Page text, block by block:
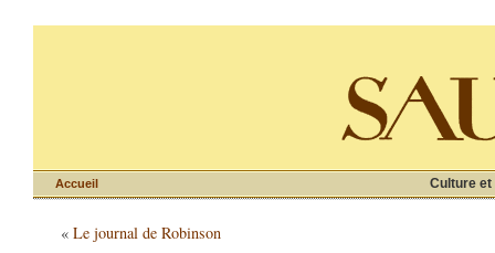
Culture et
Accueil
« Le journal de Robinson